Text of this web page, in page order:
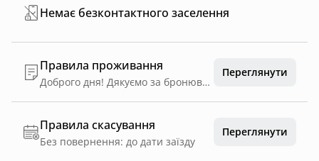
Немає безконтактного заселення
Правила проживання
Доброго дня! Дякуємо за бронювання нашого будиночку Щоб закріпити бронювання за вами на обрані дати, просимо внести передоплату у розмірі 40 % від вартості проживання на карту.
Переглянути
Правила скасування
Без повернення: до дати заїзду
Переглянути